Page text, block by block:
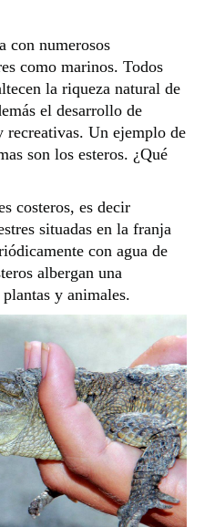
con numerosos
como marinos.Todos
la riqueza natural de
el desarrollo de
recreativas. Un ejemplo de
son los esteros. ¿Qué
costeros, es decir
situadas en la franja
con agua de
albergan una
y animales.